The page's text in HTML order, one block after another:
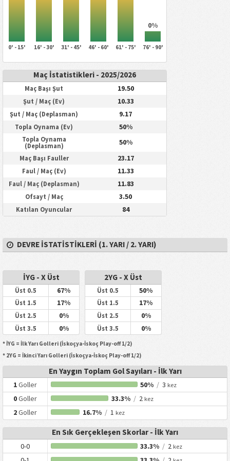
0%
0' - 15' 16' - 30' 31' - 45' 46' - 60' 61' - 75' 76' - 90'
Maç İstatistikleri - 2025/2026
Maç Başı Şut 19.50
Şut / Maç (Ev) 10.33
Şut / Maç (Deplasman) 9.17
Topla Oynama (Ev) 50%
Topla Oynama
(Deplasman)
50%
Maç Başı Fauller 23.17
Faul / Maç (Ev) 11.33
Faul / Maç (Deplasman) 11.83
Ofsayt / Maç 3.50
Katılan Oyuncular 84
DEVRE İSTATISTIKLERI (1. YARI / 2. YARI)
İYG - X Üst
Üst 0.5 67%
Üst 1.5 17%
Üst 2.5 0%
Üst 3.5 0%
2YG - X Üst
Üst 0.5 50%
Üst 1.5 17%
Üst 2.5 0%
Üst 3.5 0%
* İYG = İlk Yarı Golleri (İskoçya-İskoç Play-off 1/2)
* 2YG = İkinci Yarı Golleri (İskoçya-İskoç Play-off 1/2)
En Yaygın Toplam Gol Sayıları - İlk Yarı
1Goller 50% / 3 kez
0Goller 33.3% /2 kez
2Goller 16.7% /1 kez
En Sık Gerçekleşen Skorlar - İlk Yarı
0-0 33.3% / 2 kez